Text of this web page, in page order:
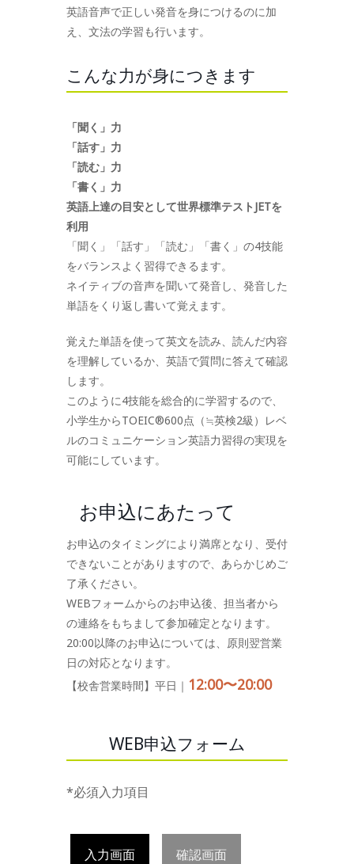
英語音声で正しい発音を身につけるのに加
え、文法の学習も行います。
こんな力が身につきます
「聞く」力
「話す」力
「読む」力
「書く」力
英語上達の目安として世界標準テストJETを
利用
「聞く」「話す」「読む」「書く」の4技能
をバランスよく習得できるます。
ネイティブの音声を聞いて発音し、発音した
単語をくり返し書いて覚えます。
覚えた単語を使って英文を読み、読んだ内容
を理解しているか、英語で質問に答えて確認
します。
このように4技能を総合的に学習するので、
小学生からTOEIC®600点（≒英検2級）レベ
ルのコミュニケーション英語力習得の実現を
可能にしています。
お申込にあたって
お申込のタイミングにより満席となり、受付
できないことがありますので、あらかじめご
了承ください。
WEBフォームからのお申込後、担当者から
の連絡をもちまして参加確定となります。
20:00以降のお申込については、原則翌営業
日の対応となります。
【校舎営業時間】平日｜ 12:00〜20:00
WEB申込フォーム
*必須入力項目
入力画面 確認画面